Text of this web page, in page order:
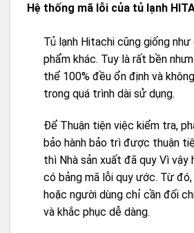
Hệ thống mã lỗi của tủ lạnh
Tủ lạnh Hitachi cũng giống
phẩm khác. Tuy là rất bền
thể 100% đều ổn định và
trong quá trình dài sử dụng.
Để Thuận tiện việc kiểm tra,
bảo hành bảo trì được thuận
thì Nhà sản xuất đã quy Vì vậy
có bảng mã lỗi quy ước. Từ
hoặc người dùng chỉ cần đối
và khắc phục dễ dàng.